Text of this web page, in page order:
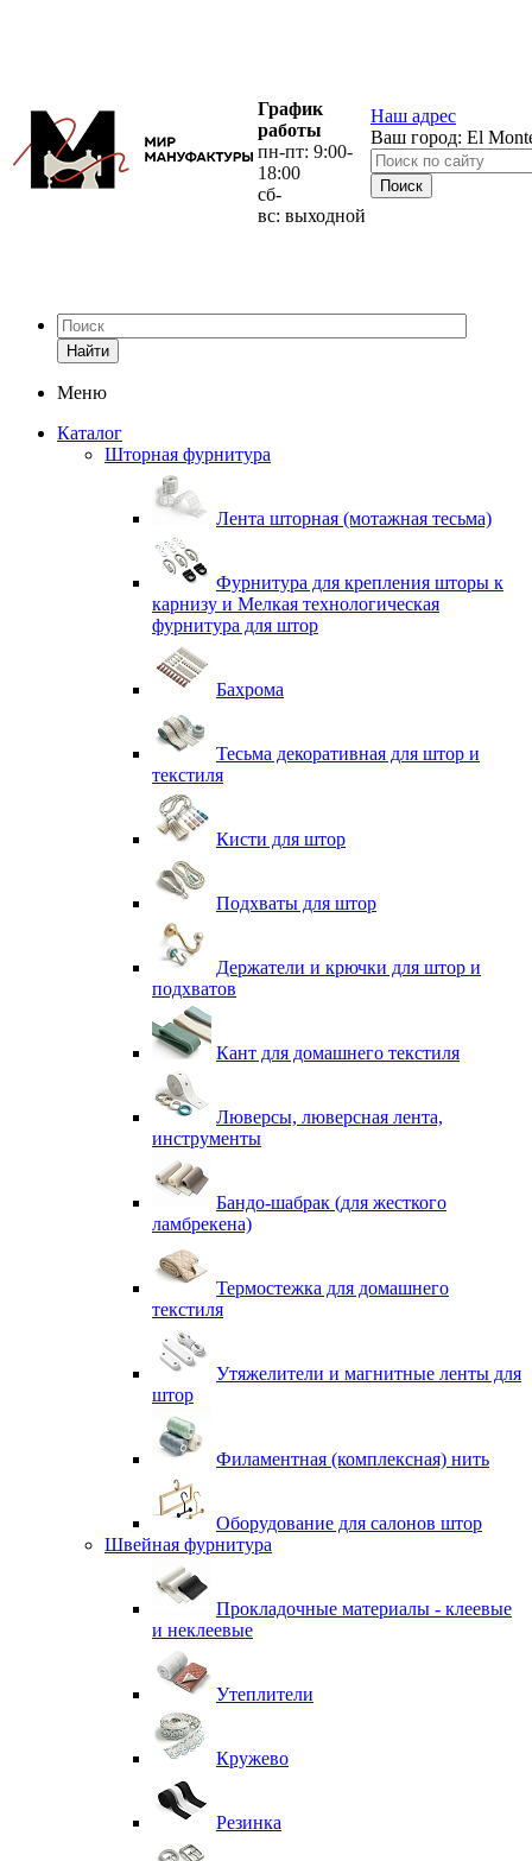
График
работы
пн-пт: 9:00-
18:00
сб-
вс: выходной
Наш адрес
Ваш город: El
Найти
Меню
Каталог
Шторная фурнитура
Лента шторная (мотажная тесьма)
Фурнитура для крепления шторы к
карнизу и Мелкая технологическая
фурнитура для штор
Бахрома
Тесьма декоративная для штор и
текстиля
Кисти для штор
Подхваты для штор
Держатели и крючки для штор и
подхватов
Кант для домашнего текстиля
Люверсы, люверсная лента,
инструменты
Бандо-шабрак (для жесткого
ламбрекена)
Термостежка для домашнего
текстиля
Утяжелители и магнитные ленты для
штор
Филаментная (комплексная) нить
Оборудование для салонов штор
Швейная фурнитура
Прокладочные материалы - клеевые
и неклеевые
Утеплители
Кружево
Резинка